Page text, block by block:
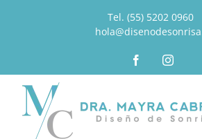
Tel. (55) 5202 0960
Facebook